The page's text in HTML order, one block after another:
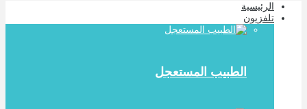
الرئيسية
تلفزيون
الطبيب المستعجل